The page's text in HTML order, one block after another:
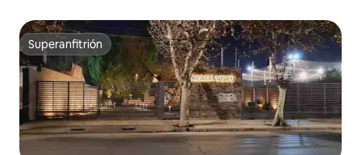
Superanfitrión
Superanfitrión